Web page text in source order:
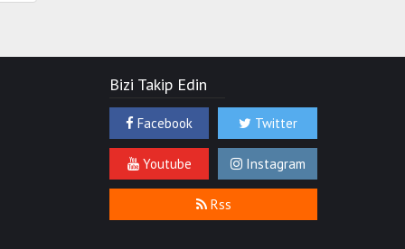
Bizi Takip Edin
Facebook Twitter
Youtube Instagram
Rss